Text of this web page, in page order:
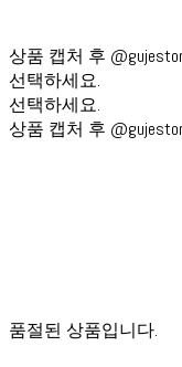
상품 캡처 후
선택하세요.
선택하세요.
상품 캡처 후
품절된 상품입니다.